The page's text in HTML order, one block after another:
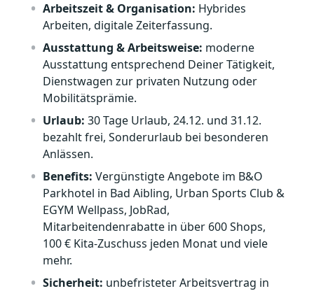
Arbeitszeit & Organisation: Hybrides
Arbeiten, digitale Zeiterfassung.
Ausstattung & Arbeitsweise: moderne
Ausstattung entsprechend Deiner Tätigkeit,
Dienstwagen zur privaten Nutzung oder
Mobilitätsprämie.
Urlaub: 30 Tage Urlaub, 24.12. und 31.12.
bezahlt frei, Sonderurlaub bei besonderen
Anlässen.
Benefits: Vergünstigte Angebote im B&O
Parkhotel in Bad Aibling, Urban Sports Club &
EGYM Wellpass, JobRad,
Mitarbeitendenrabatte in über 600 Shops,
100 € Kita‑Zuschuss jeden Monat und viele
mehr.
Sicherheit: unbefristeter Arbeitsvertrag in